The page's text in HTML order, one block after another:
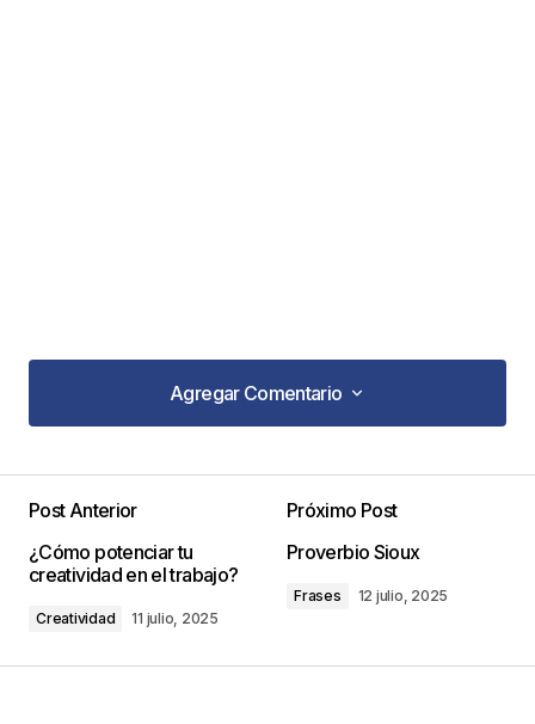
Agregar Comentario
Agregar Comentario
publicada. Los campos obligatorios están
marcados con*
Post Anterior
¿Cómo potenciar tu
creatividad en el trabajo?
Creatividad 11 julio, 2025
Próximo Post
Proverbio Sioux
Frases 12 julio, 2025